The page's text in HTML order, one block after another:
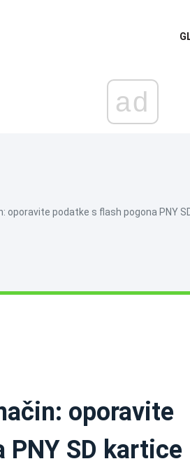
ad
oporavite podatke s flash pogona PNY
oporavite
PNY SD kartice